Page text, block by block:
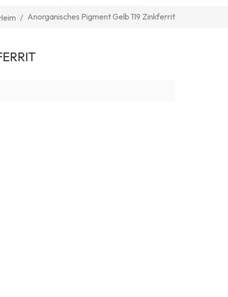
/ Anorganisches Pigment Gelb 119 Zinkferrit